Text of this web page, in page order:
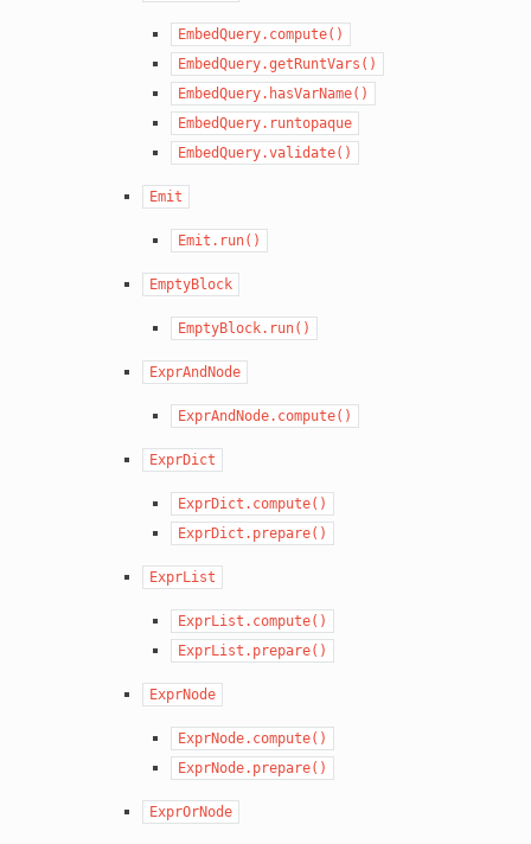
EmbedQuery.compute()
EmbedQuery.getRuntVars()
EmbedQuery.hasVarName()
EmbedQuery.runtopaque
EmbedQuery.validate()
Emit
Emit.run()
EmptyBlock
EmptyBlock.run()
ExprAndNode
ExprAndNode.compute()
ExprDict
ExprDict.compute()
ExprDict.prepare()
ExprList
ExprList.compute()
ExprList.prepare()
ExprNode
ExprNode.compute()
ExprNode.prepare()
ExprOrNode